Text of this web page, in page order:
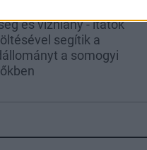
és vízhiány - itatók
segítik a
a somogyi